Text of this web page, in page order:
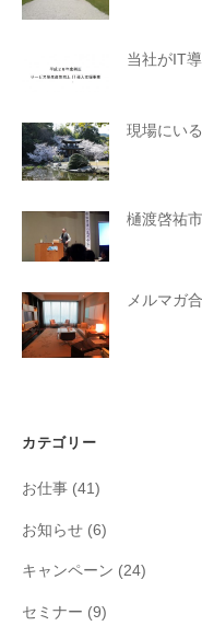
当社がIT
現場にい
樋渡啓祐
メルマガ
カテゴリー
お仕事 (41)
お知らせ (6)
キャンペーン (24)
セミナー (9)